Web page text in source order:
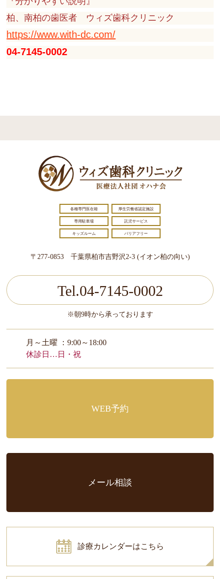
柏、南柏の歯医者 ウィズ歯科クリニック
https://www.with-dc.com/
04-7145-0002
各種専門医在籍 厚生労働省認定施設
専用駐車場 託児サービス
キッズルーム バリアフリー
〒277-0853 千葉県柏市吉野沢2-3 (イオン柏の向い)
Tel.04-7145-0002
※朝9時から承っております
月～土曜 ：9:00～18:00
休診日…日・祝
WEB予約
メール相談
診療カレンダーはこちら